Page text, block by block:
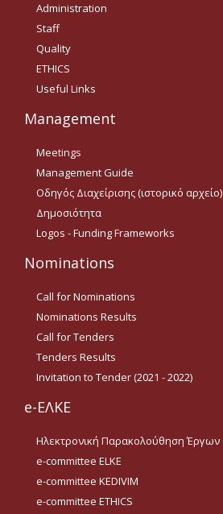
Administration
Staff
Quality
ETHICS
Useful Links
Management
Meetings
Management Guide
Οδηγός Διαχείρισης (ιστορικό αρχείο)
Δημοσιότητα
Logos - Funding Frameworks
Nominations
Call for Nominations
Nominations Results
Call for Tenders
Tenders Results
Invitation to Tender (2021 - 2022)
e-ΕΛΚΕ
Ηλεκτρονική Παρακολούθηση Έργων
e-committee ELKE
e-committee KEDIVIM
e-committee ETHICS